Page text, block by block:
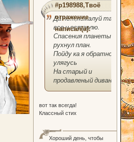
#p198988,Твоё
отражение
написал(а):
Да нет,пожалуй так
все и оставлю.
Спасения планеты
рухнул план.
Пойду ка я обратно и
улягусь
На старый и
продавленый диван.
вот так всегда!
Классный стих
Хороший день, чтобы